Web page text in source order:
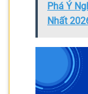
Phá Ý
Nhất